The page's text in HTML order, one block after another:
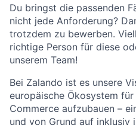
Du bringst die passenden
nicht jede Anforderung?
trotzdem zu bewerben.
richtige Person für diese
unserem Team!
Bei Zalando ist es unsere
europäische Ökosystem
Commerce aufzubauen –
und von Grund auf inklusiv